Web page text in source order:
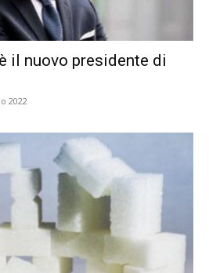
il nuovo presidente di
2022